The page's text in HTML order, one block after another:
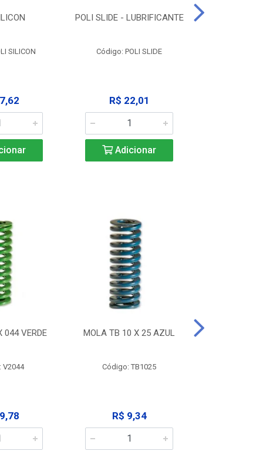
SILICON
POLI SLIDE - LUBRIFICANTE
Código: POLI SLIDE
R$ 22,01
Adicionar
044 VERDE
V2044
MOLA TB 10 X 25 AZUL
Código: TB1025
R$ 9,34